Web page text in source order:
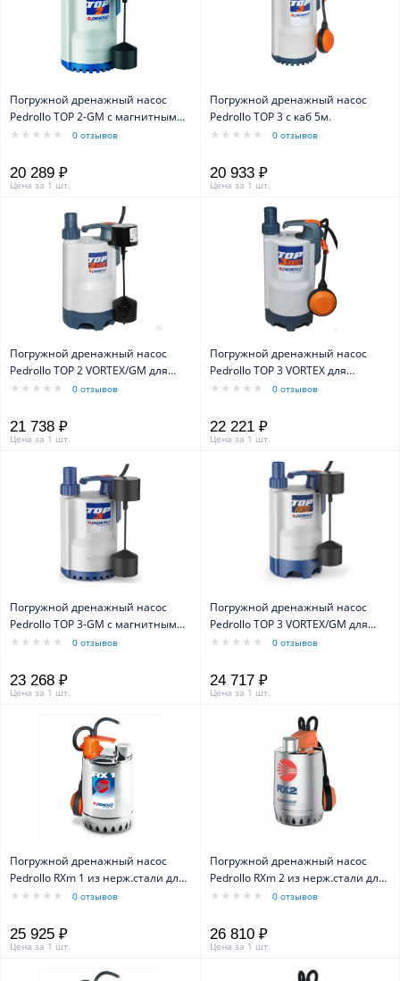
Погружной дренажный насос
Pedrollo TOP 2-GM с магнитным
поплавком каб. 5м
0 отзывов
20 289 ₽
Цена за 1 шт.
Погружной дренажный насос
Pedrollo TOP 3 с каб 5м.
0 отзывов
20 933 ₽
Цена за 1 шт.
Погружной дренажный насос
Pedrollo TOP 2 VORTEX/GM для
грязной воды с магнитным
каб.5м
0 отзывов
21 738 ₽
Цена за 1 шт.
Погружной дренажный насос
Pedrollo TOP 3 VORTEX для
грязной воды каб.5м
0 отзывов
22 221 ₽
Цена за 1 шт.
Погружной дренажный насос
Pedrollo TOP 3-GM с магнитным
поплавком каб. 5м
0 отзывов
23 268 ₽
Цена за 1 шт.
Погружной дренажный насос
Pedrollo TOP 3 VORTEX/GM для
грязной воды с магнитным
0 отзывов
24 717 ₽
Цена за 1 шт.
Погружной дренажный насос
Pedrollo RXm 1 из нерж.стали для
пресной воды каб.5м
0 отзывов
25 925 ₽
Цена за 1 шт.
Погружной дренажный насос
Pedrollo RXm 2 из нерж.стали для
пресной воды, каб. 5 м
0 отзывов
26 810 ₽
Цена за 1 шт.